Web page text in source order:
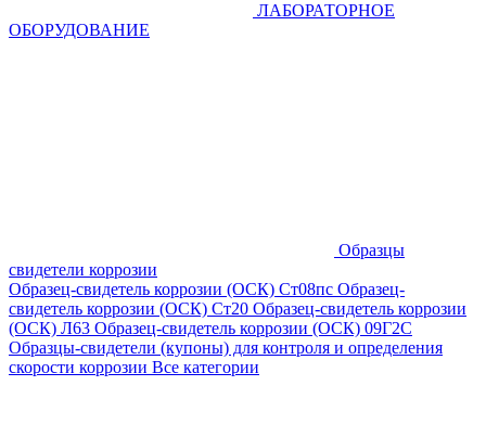
ЛАБОРАТОРНОЕ
ОБОРУДОВАНИЕ
Образцы
свидетели коррозии
Образец-свидетель коррозии (ОСК) Ст08пс Образец-
свидетель коррозии (ОСК) Ст20 Образец-свидетель коррозии
(ОСК) Л63 Образец-свидетель коррозии (ОСК) 09Г2С
Образцы-свидетели (купоны) для контроля и определения
скорости коррозии Все категории